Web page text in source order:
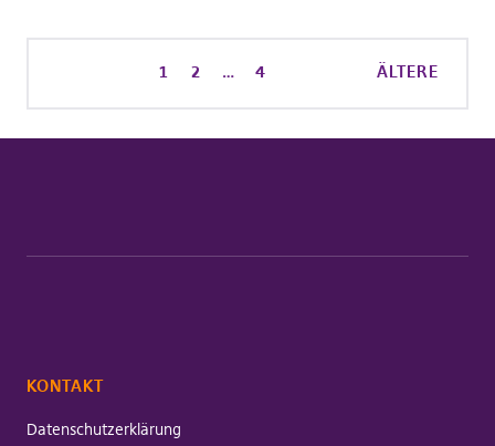
1 2 … 4 ÄLTERE
KONTAKT
Datenschutzerklärung